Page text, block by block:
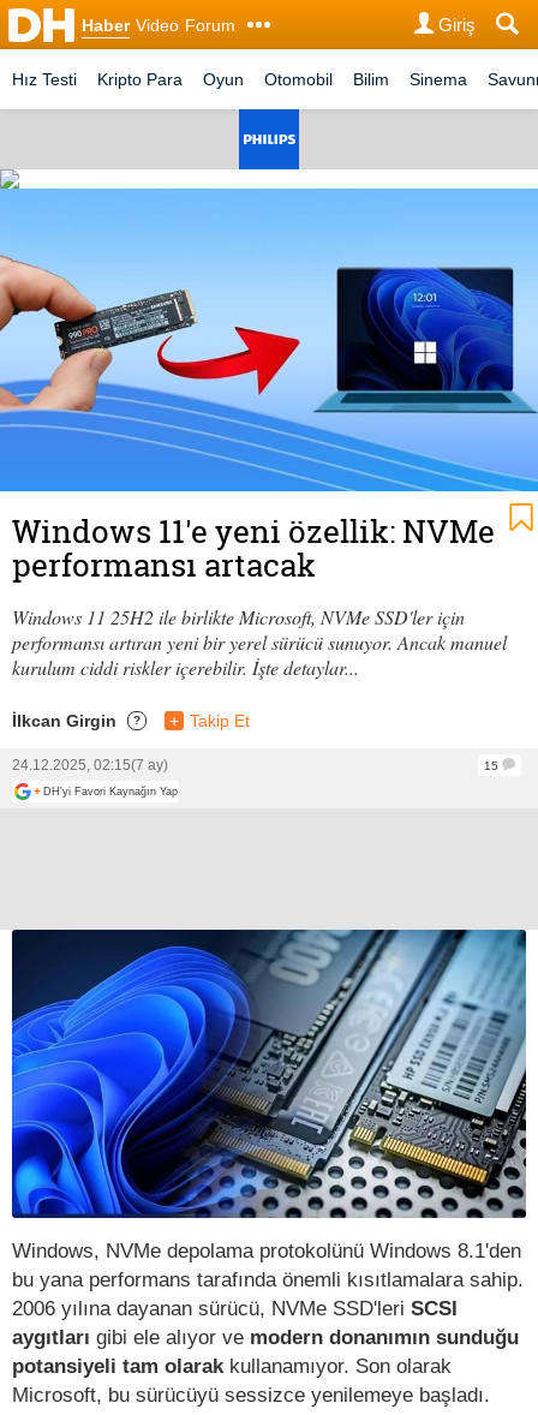
Haber Video Forum Giriş
Hız Testi Kripto Para Oyun Otomobil Bilim Sinema
Windows 11'e yeni özellik: NVMe
performansı artacak
Windows 11 25H2 ile birlikte Microsoft, NVMe SSD'ler için
performansı artıran yeni bir yerel sürücü sunuyor. Ancak manuel
kurulum ciddi riskler içerebilir. İşte detaylar...
İlkcan Girgin ? + Takip Et
24.12.2025, 02:15(7 ay)
15
+ DH'yi Favori Kaynağın Yap
Windows, NVMe depolama protokolünü Windows 8.1'den
bu yana performans tarafında önemli kısıtlamalara sahip.
2006 yılına dayanan sürücü, NVMe SSD'leri SCSI
aygıtları gibi ele alıyor ve modern donanımın sunduğu
potansiyeli tam olarak kullanamıyor. Son olarak
Microsoft, bu sürücüyü sessizce yenilemeye başladı.